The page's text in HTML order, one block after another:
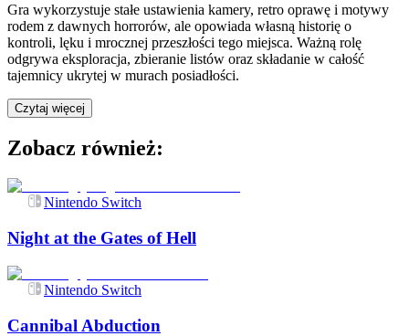
Gra wykorzystuje stałe ustawienia kamery, retro oprawę i motywy
rodem z dawnych horrorów, ale opowiada własną historię o
kontroli, lęku i mrocznej przeszłości tego miejsca. Ważną rolę
odgrywa eksploracja, zbieranie listów oraz składanie w całość
tajemnicy ukrytej w murach posiadłości.
Czytaj więcej
Zobacz również:
Nintendo Switch
Night at the Gates of Hell
Nintendo Switch
Cannibal Abduction